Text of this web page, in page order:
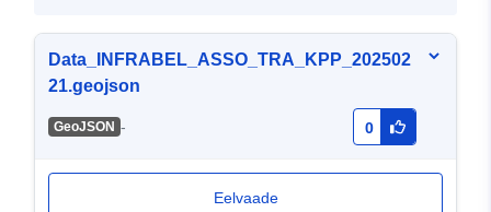
Data_INFRABEL_ASSO_TRA_KPP_202502
21.geojson
GeoJSON - 0
Eelvaade